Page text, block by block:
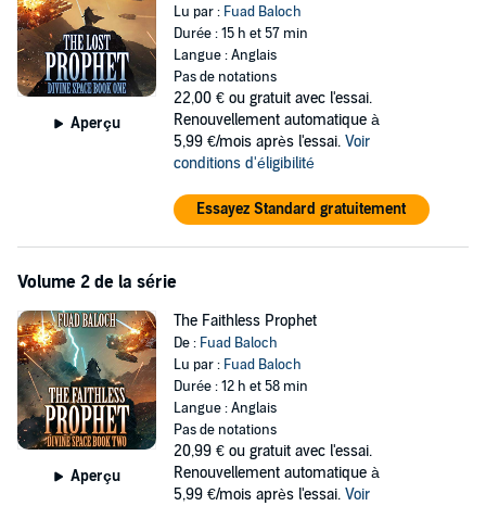
Aperçu
Lu par : Fuad Baloch
Durée : 15 h et 57 min
Langue : Anglais
Pas de notations
22,00 € ou gratuit avec l'essai.
Renouvellement automatique à
5,99 €/mois après l'essai. Voir
conditions d'éligibilité
Essayez Standard gratuitement
Volume 2 de la série
Aperçu
The Faithless Prophet
De : Fuad Baloch
Lu par : Fuad Baloch
Durée : 12 h et 58 min
Langue : Anglais
Pas de notations
20,99 € ou gratuit avec l'essai.
Renouvellement automatique à
5,99 €/mois après l'essai. Voir